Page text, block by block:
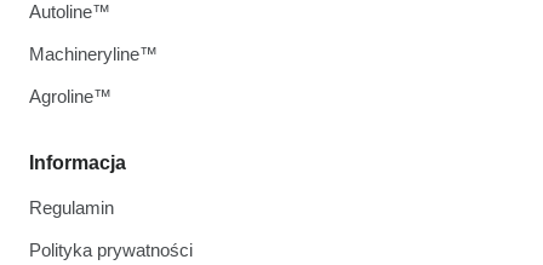
Informacja
Regulamin
Polityka prywatności
Autoline™
Machineryline™
Agroline™